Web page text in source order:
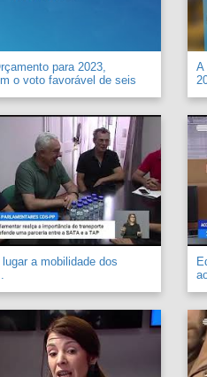
para 2023,
o voto favorável de seis
A
a mobilidade dos